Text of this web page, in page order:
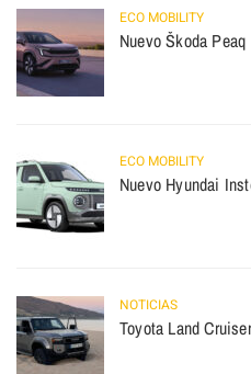
ECO MOBILITY
Nuevo Škoda Peaq
ECO MOBILITY
Nuevo Hyundai
NOTICIAS
Toyota Land